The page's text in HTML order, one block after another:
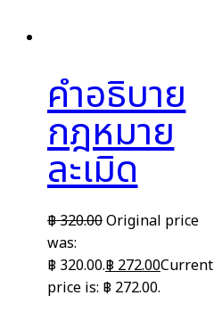
คำอธิบาย
กฎหมาย
ละเมิด
฿320.00Original price
was:
฿ 320.00.฿272.00Current
price is: ฿ 272.00.